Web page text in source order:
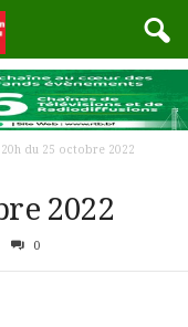
20h du 25 octobre 2022
2022
0